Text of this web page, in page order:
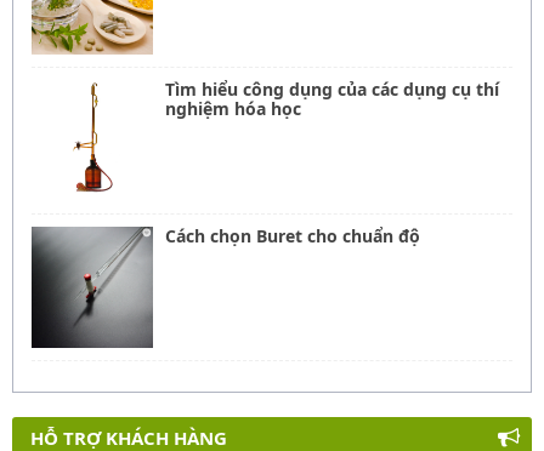
Tìm hiểu công dụng của các dụng cụ thí
nghiệm hóa học
Cách chọn Buret cho chuẩn độ
HỖ TRỢ KHÁCH HÀNG